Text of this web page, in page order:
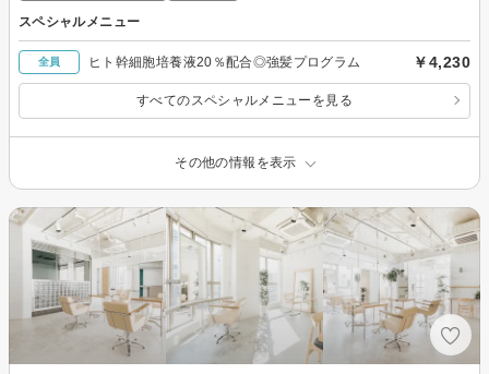
スペシャルメニュー
全員 ヒト幹細胞培養液20％配合◎強髪プログラム ￥4,230
すべてのスペシャルメニューを見る
その他の情報を表示